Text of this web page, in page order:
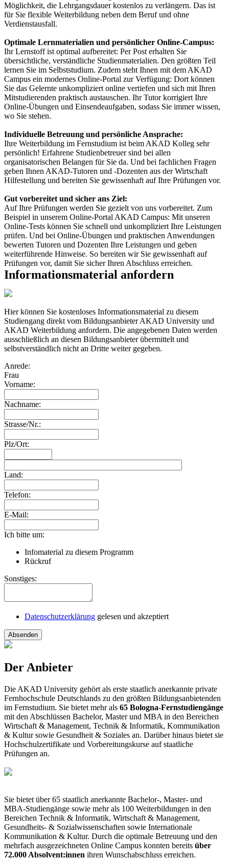
Möglichkeit, die Lehrgangsdauer kostenlos zu verlängern. Das ist
für Sie flexible Weiterbildung neben dem Beruf und ohne
Verdienstausfall.
Optimale Lernmaterialien und persönlicher Online-Campus:
Ihr Lernstoff ist optimal aufbereitet: Per Post erhalten Sie
übersichtliche, verständliche Studienmaterialien. Den größten Teil
lernen Sie im Selbststudium. Zudem steht Ihnen mit dem AKAD
Campus ein modernes Online-Portal zur Verfügung: Dort können
Sie das Gelernte unkompliziert online vertiefen und sich mit Ihren
Mitstudierenden praktisch austauschen. Ihr Tutor korrigiert Ihre
Online-Übungen und Einsendeaufgaben, sodass Sie immer wissen,
wo Sie stehen.
Individuelle Betreuung und persönliche Ansprache:
Ihre Weiterbildung im Fernstudium ist beim AKAD Kolleg sehr
persönlich! Erfahrene Studienbetreuer sind bei allen
organisatorischen Belangen für Sie da. Und bei fachlichen Fragen
geben Ihnen AKAD-Tutoren und -Dozenten aus der Wirtschaft
Hilfestellung und bereiten Sie gewissenhaft auf Ihre Prüfungen vor.
Gut vorbereitet und sicher ans Ziel:
Auf Ihre Prüfungen werden Sie gezielt von uns vorbereitet. Zum
Beispiel in unserem Online-Portal AKAD Campus: Mit unseren
Online-Tests können Sie schnell und unkompliziert Ihre Leistungen
prüfen. Und bei Online-Übungen und praktischen Anwendungen
bewerten Tutoren und Dozenten Ihre Leistungen und geben
weiterführende Hinweise. So bereiten wir Sie gewissenhaft auf
Prüfungen vor, damit Sie sicher Ihren Abschluss erreichen.
Informationsmaterial anfordern
Hier können Sie kostenloses Informationsmaterial zu diesem
Studiengang direkt vom Bildungsanbieter AKAD University und
AKAD Weiterbildung anfordern. Die angegebenen Daten werden
ausschließlich an diesen Bildungsanbieter übermittelt und
selbstverständlich nicht an Dritte weiter gegeben.
Anrede:
Frau
Vorname:
Nachname:
Strasse/Nr.:
Plz/Ort:
Land:
Telefon:
E-Mail:
Ich bitte um:
Infomaterial zu diesem Programm
Rückruf
Sonstiges:
Datenschutzerklärung gelesen und akzeptiert
Absenden
Der Anbieter
Die AKAD University gehört als erste staatlich anerkannte private
Fernhochschule Deutschlands zu den größten Bildungsanbietenden
im Fernstudium. Sie bietet mehr als 65 Bologna-Fernstudiengänge
mit den Abschlüssen Bachelor, Master und MBA in den Bereichen
Wirtschaft & Management, Technik & Informatik, Kommunikation
& Kultur sowie Gesundheit & Soziales an. Darüber hinaus bietet sie
Hochschulzertifikate und Vorbereitungskurse auf staatliche
Prüfungen an.
Sie bietet über 65 staatlich anerkannte Bachelor-, Master- und
MBA-Studiengänge sowie mehr als 100 Weiterbildungen in den
Bereichen Technik & Informatik, Wirtschaft & Management,
Gesundheits- & Sozialwissenschaften sowie Internationale
Kommunikation & Kultur. Durch die optimale Betreuung und den
mehrfach ausgezeichneten Online Campus konnten bereits über
72.000 Absolvent:innen ihren Wunschabschluss erreichen.